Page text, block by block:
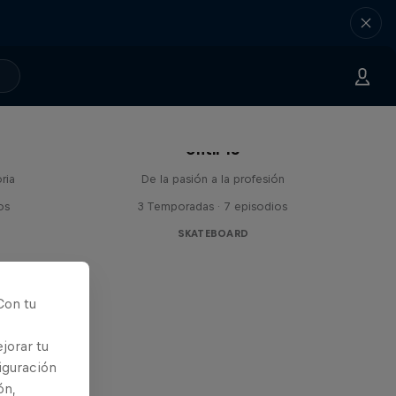
Until 18
De la pasión a la profesión
3 Temporadas · 7 episodios
SKATEBOARD
tu
tu